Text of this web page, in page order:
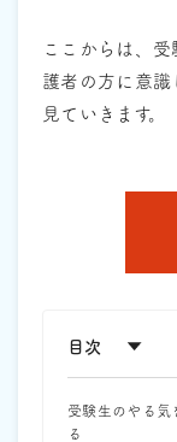
ここからは、
護者の方に意識
見ていきます。
目次
受験生のやる気
る